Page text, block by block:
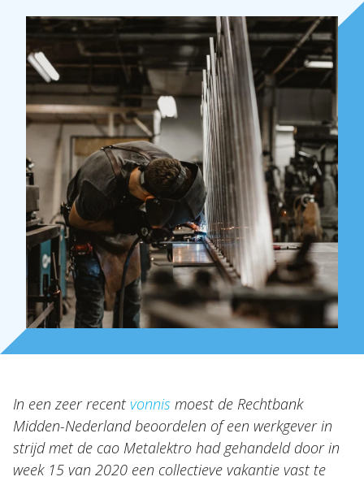
Over Holla
Onze mensen
Expertises
Topics
Internationaal
Nieuws
In een zeer recent vonnis moest de Rechtbank
Midden-Nederland beoordelen of een werkgever in
strijd met de cao Metalektro had gehandeld door in
week 15 van 2020 een collectieve vakantie vast te